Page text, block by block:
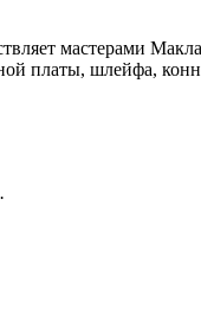
мастерами
платы, шлейфа,